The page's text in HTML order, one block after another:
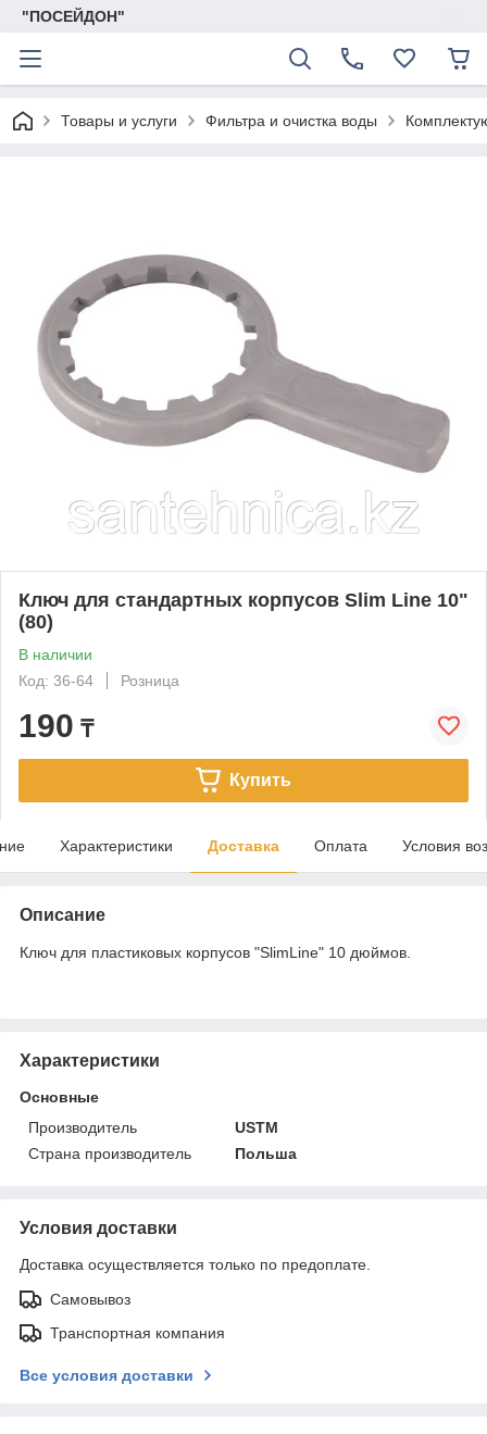
"ПОСЕЙДОН"
Товары и услуги Фильтра и очистка воды
Ключ для стандартных корпусов Slim Line 10"
(80)
В наличии
Код: 36-64
Розница
190 ₸
Купить
Характеристики Доставка Оплата Условия
Описание
Ключ для пластиковых корпусов "SlimLine" 10 дюймов.
Характеристики
Основные
Производитель
USTM
Страна производитель
Польша
Условия доставки
Доставка осуществляется только по предоплате.
Самовывоз
Транспортная компания
Все условия доставки